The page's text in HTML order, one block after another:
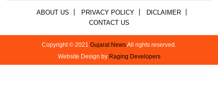
ABOUT US PRIVACY POLICY
DICLAIMER
CONTACT US
Copyright © 2021 Gujarat NewsAll rights reserved.
Website Design by Raging Developers